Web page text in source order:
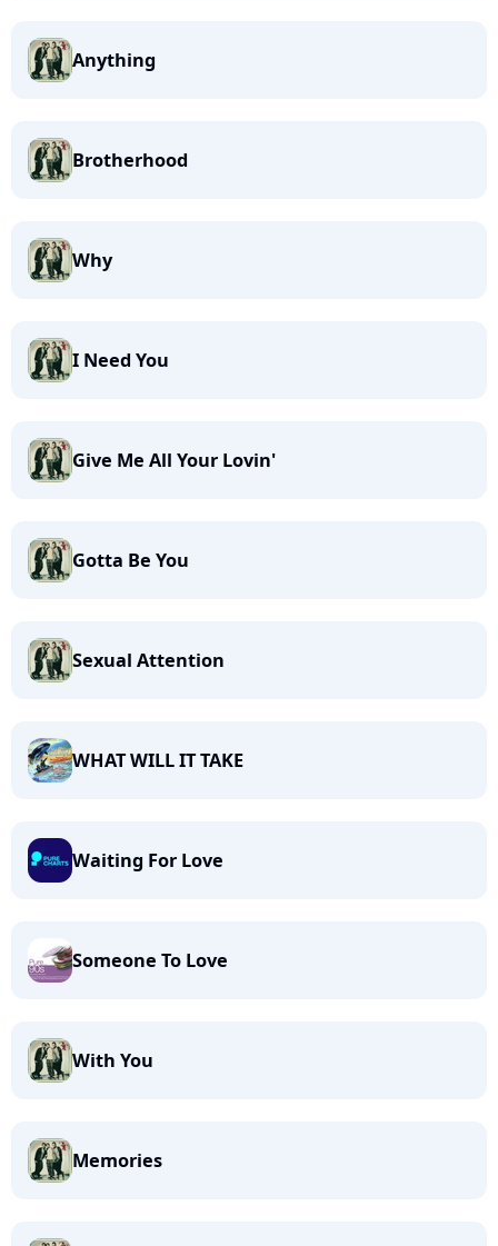
Anything
Brotherhood
Why
I Need You
Give Me All Your Lovin'
Gotta Be You
Sexual Attention
WHAT WILL IT TAKE
Waiting For Love
Someone To Love
With You
Memories